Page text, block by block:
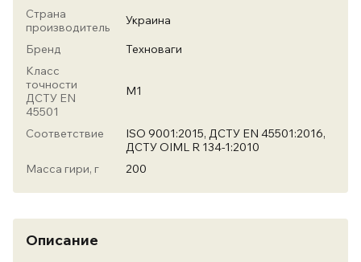
Страна
производитель
Украина
Бренд
Техноваги
Класс
точности
ДСТУ EN
45501
М1
Соответствие
ISO 9001:2015, ДСТУ EN 45501:2016,
ДСТУ OIML R 134-1:2010
Масса гири, г
200
Описание